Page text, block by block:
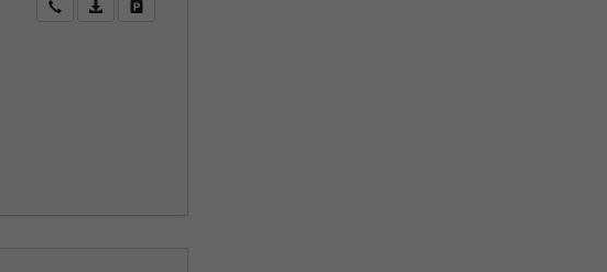
Wir rufen Sie anPDF-Fahrzeugexposé drucken